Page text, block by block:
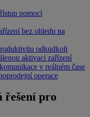
pomocí
bez ohledu na
odkudkoli
aktivaci zařízení
v reálném čase
operace
řešení pro